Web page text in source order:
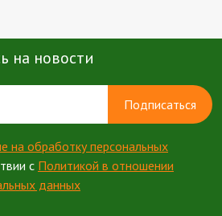
на новости
Подписаться
на обработку персональных
с Политикой в отношении
данных